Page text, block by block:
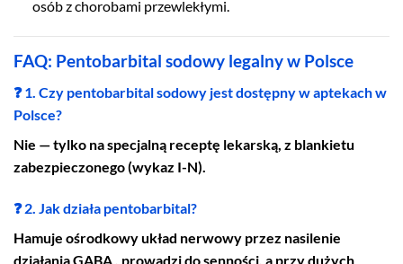
osób z chorobami przewlekłymi.
FAQ: Pentobarbital sodowy legalny w Polsce
❓ 1. Czy pentobarbital sodowy jest dostępny w aptekach w
Polsce?
Nie — tylko na specjalną receptę lekarską, z blankietu
zabezpieczonego (wykaz I-N).
❓ 2. Jak działa pentobarbital?
Hamuje ośrodkowy układ nerwowy przez nasilenie
działania GABA , prowadzi do senności, a przy dużych